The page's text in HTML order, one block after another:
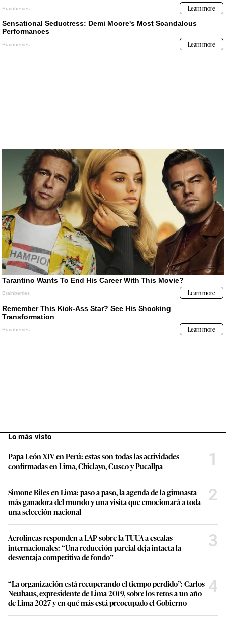
Lo más visto
Papa León XIV en Perú: estas son todas las actividades
confirmadas en Lima, Chiclayo, Cusco y Pucallpa
1
Simone Biles en Lima: paso a paso, la agenda de la gimnasta
más ganadora del mundo y una visita que emocionará a toda
una selección nacional
2
Aerolíneas responden a LAP sobre la TUUA a escalas
internacionales: “Una reducción parcial deja intacta la
desventaja competitiva de fondo”
3
“La organización está recuperando el tiempo perdido”: Carlos
Neuhaus, expresidente de Lima 2019, sobre los retos a un año
de Lima 2027 y en qué más está preocupado el Gobierno
4